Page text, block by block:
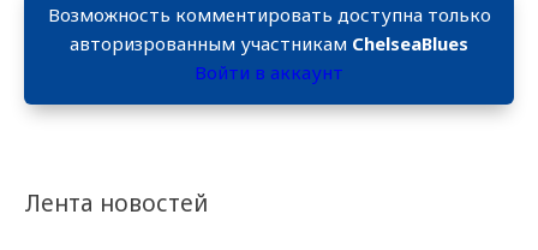
Лента новостей
Возможность комментировать доступна только
авторизрованным участникам ChelseaBlues
Войти в аккаунт